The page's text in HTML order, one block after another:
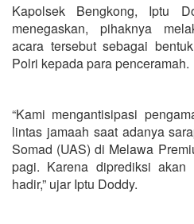
Kapolsek Bengkong, Iptu
menegaskan, pihaknya
acara tersebut sebagai
Polri kepada para penceramah.
“Kami mengantisipasi
lintas jamaah saat adanya
Somad (UAS) di Melawa
pagi. Karena diprediksi
hadir,” ujar Iptu Doddy.